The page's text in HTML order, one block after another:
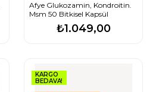
Afye Glukozamin, Kondroitin.
Msm 50 Bitkisel Kapsül
₺1.049,00
KARGO
BEDAVA!